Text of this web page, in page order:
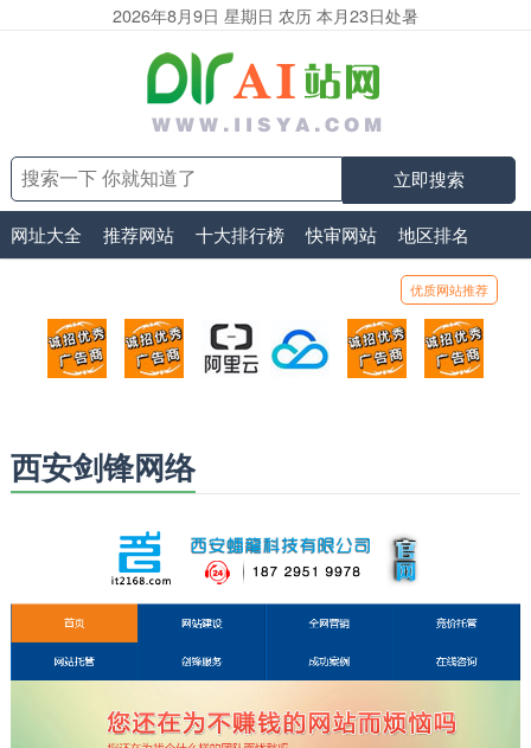
2026年8月9日 星期日 农历 本月23日处暑
立即搜索
网址大全 推荐网站 十大排行榜 快审网站 地区排名
优质网站推荐
顶部广告位1
广告位招商_广告位待售
顶部广告位2
广告位招商_广告位待售
阿里云
打折活动、99元/年
腾讯云
优惠打折，99元/年
顶部广告位5
广告位招商_
西安剑锋网络